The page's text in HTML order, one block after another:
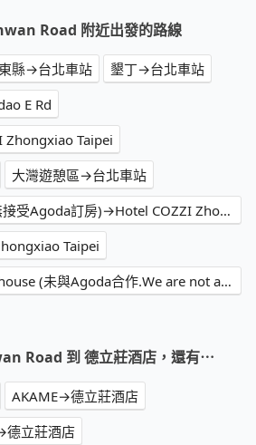
Road 附近出發的路線
縣→台北車站
墾丁→台北車站
E Rd
Taipei
大灣遊憩區→台北車站
聽著海聲 迷路旅居(無接受Agoda訂房)→Hotel COZZI Zhongxiao Taipei
Taipei
屏東縣→鶴宮寓 ho̍k house (未與Agoda合作.We are not affiliated with Agoda)
Road 到 德立莊酒店，還有⋯
AKAME→德立莊酒店
德立莊酒店